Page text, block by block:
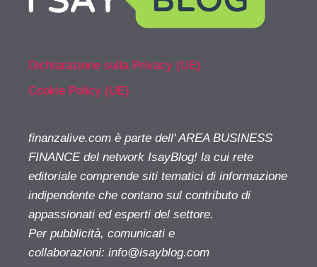
Dichiarazione sulla Privacy (UE)
Cookie Policy (UE)
finanzalive.com è parte dell' AREA BUSINESS
FINANCE del network IsayBlog! la cui rete
editoriale comprende siti tematici di informazione
indipendente che contano sul contributo di
appassionati ed esperti del settore.
Per pubblicità, comunicati e
collaborazioni: info@isayblog.com